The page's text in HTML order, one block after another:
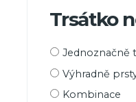
Trsátko
Možnosti
Jednoznačně
Výhradně
Kombinace